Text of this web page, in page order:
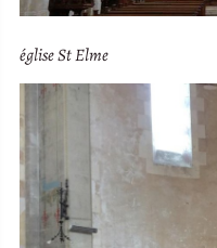
église St Elme